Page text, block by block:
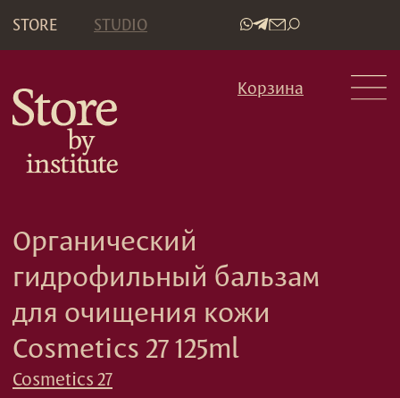
STORE STUDIO
•
Органический
для очищения кожи
Cosmetics 27 125ml
Cosmetics 27